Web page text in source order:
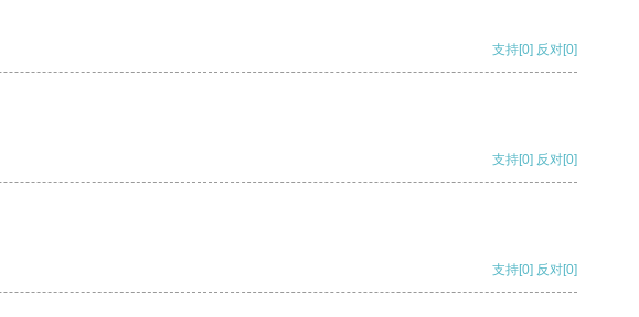
支持[0] 反对[0]
支持[0] 反对[0]
支持[0] 反对[0]